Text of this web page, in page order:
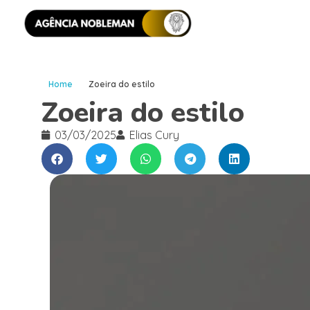
Home Zoeira do estilo
Zoeira do estilo
03/03/2025 Elias Cury